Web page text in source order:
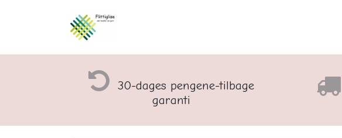
30-dages pengene-tilbage
garanti